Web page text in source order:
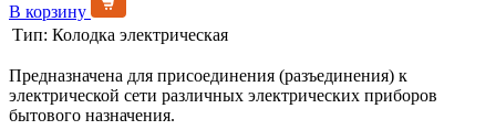
В корзину
Тип: Колодка электрическая
Предназначена для присоединения (разъединения) к
электрической сети различных электрических приборов
бытового назначения.